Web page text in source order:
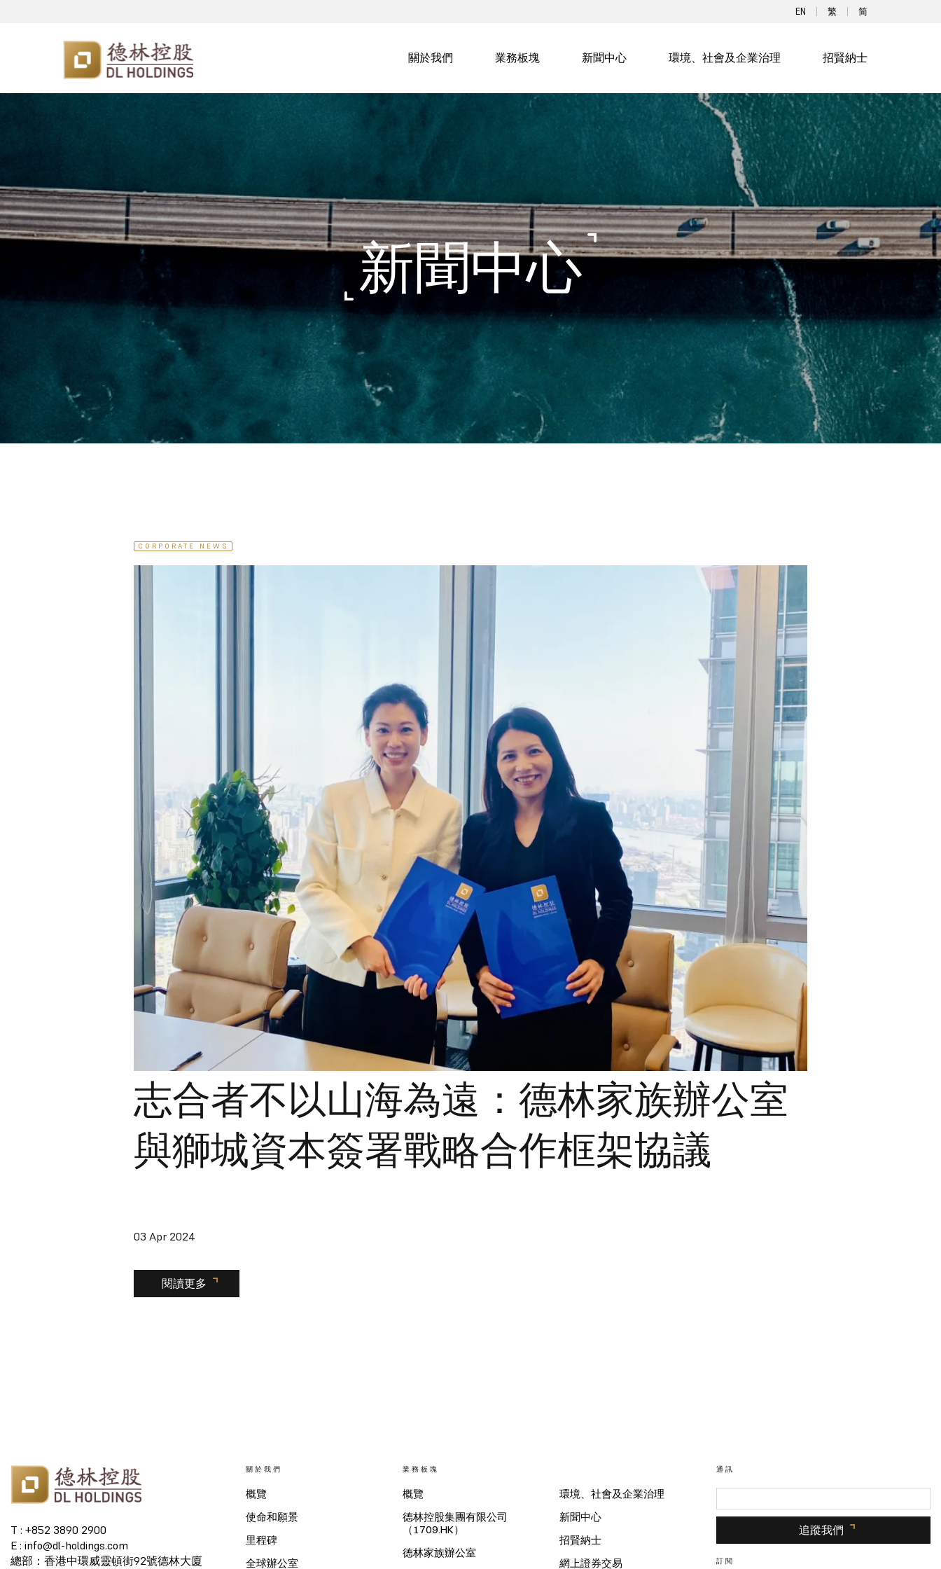
EN 繁 简
關於我們 業務板塊 新聞中心 環境、社會及企業治理 招賢納士
新聞中心
CORPORATE NEWS
志合者不以山海為遠：德林家族辦公室
與獅城資本簽署戰略合作框架協議
03 Apr 2024
閱讀更多
T : +852 3890 2900
E : info@dl-holdings.com
總部：香港中環威靈頓街92號德林大廈
關於我們
概覽
使命和願景
里程碑
全球辦公室
業務板塊
概覽
德林控股集團有限公司
（1709.HK）
德林家族辦公室
環境、社會及企業治理
新聞中心
招賢納士
網上證券交易
通訊
追蹤我們
訂閱